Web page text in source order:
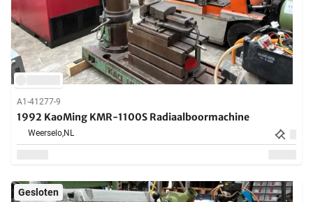
A1-41277-9
1992 KaoMing KMR-1100S Radiaalboormachine
Weerselo,NL
Gesloten